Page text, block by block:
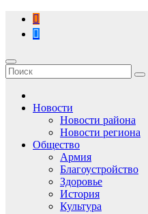
Перейти
содержимому
Новости
Новости района
Новости региона
Общество
Армия
Благоустройство
Здоровье
История
Культура